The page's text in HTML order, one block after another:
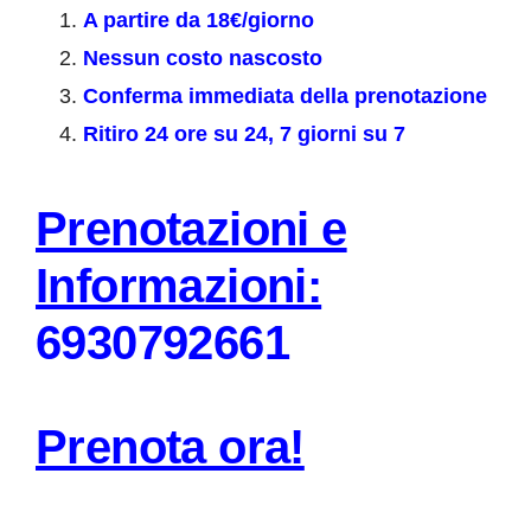
A partire da 18€/giorno
Nessun costo nascosto
Conferma immediata della prenotazione
Ritiro 24 ore su 24, 7 giorni su 7
Prenotazioni e
Informazioni:
6930792661
Prenota ora!